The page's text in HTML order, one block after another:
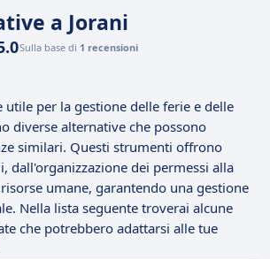
a Jorani
Sulla base di 1 recensioni
utile per la gestione delle ferie e delle
diverse alternative che possono
similari. Questi strumenti offrono
dall'organizzazione dei permessi alla
umane, garantendo una gestione
Nella lista seguente troverai alcune
che potrebbero adattarsi alle tue